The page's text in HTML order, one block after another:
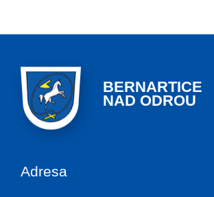
BERNARTICE
NAD ODROU
Adresa